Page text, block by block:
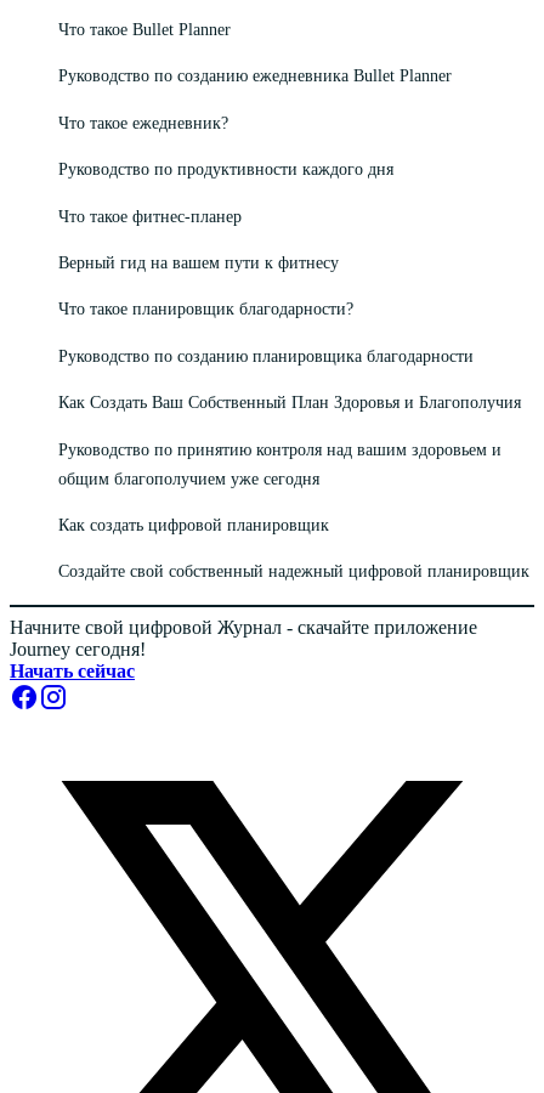
Что такое Bullet Planner
Руководство по созданию ежедневника Bullet Planner
Что такое ежедневник?
Руководство по продуктивности каждого дня
Что такое фитнес-планер
Верный гид на вашем пути к фитнесу
Что такое планировщик благодарности?
Руководство по созданию планировщика благодарности
Как Создать Ваш Собственный План Здоровья и Благополучия
Руководство по принятию контроля над вашим здоровьем и
общим благополучием уже сегодня
Как создать цифровой планировщик
Создайте свой собственный надежный цифровой планировщик
Начните свой цифровой Журнал - скачайте приложение
Journey сегодня!
Начать сейчас